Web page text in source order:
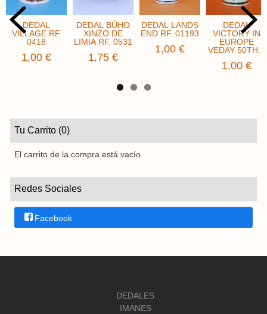
Tu Carrito (0)
El carrito de la compra está vacío
Redes Sociales
Facebook
DEDAL
VILLAGE RF.
0418
1,00 €
DEDAL BÚHO
XINZO DE
LIMIA RF. 0531
1,75 €
DEDAL LANDS
END RF. 01193
1,00 €
DEDAL
VICTORY IN
EUROPE
VEDAY 50TH...
1,00 €
DEDALES
IMANES